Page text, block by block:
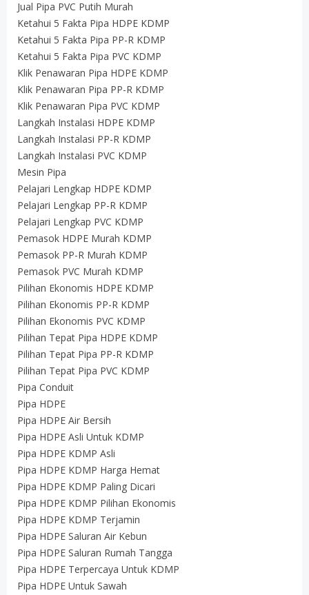
Jual Pipa PVC Putih Murah
Ketahui 5 Fakta Pipa HDPE KDMP
Ketahui 5 Fakta Pipa PP-R KDMP
Ketahui 5 Fakta Pipa PVC KDMP
Klik Penawaran Pipa HDPE KDMP
Klik Penawaran Pipa PP-R KDMP
Klik Penawaran Pipa PVC KDMP
Langkah Instalasi HDPE KDMP
Langkah Instalasi PP-R KDMP
Langkah Instalasi PVC KDMP
Mesin Pipa
Pelajari Lengkap HDPE KDMP
Pelajari Lengkap PP-R KDMP
Pelajari Lengkap PVC KDMP
Pemasok HDPE Murah KDMP
Pemasok PP-R Murah KDMP
Pemasok PVC Murah KDMP
Pilihan Ekonomis HDPE KDMP
Pilihan Ekonomis PP-R KDMP
Pilihan Ekonomis PVC KDMP
Pilihan Tepat Pipa HDPE KDMP
Pilihan Tepat Pipa PP-R KDMP
Pilihan Tepat Pipa PVC KDMP
Pipa Conduit
Pipa HDPE
Pipa HDPE Air Bersih
Pipa HDPE Asli Untuk KDMP
Pipa HDPE KDMP Asli
Pipa HDPE KDMP Harga Hemat
Pipa HDPE KDMP Paling Dicari
Pipa HDPE KDMP Pilihan Ekonomis
Pipa HDPE KDMP Terjamin
Pipa HDPE Saluran Air Kebun
Pipa HDPE Saluran Rumah Tangga
Pipa HDPE Terpercaya Untuk KDMP
Pipa HDPE Untuk Sawah